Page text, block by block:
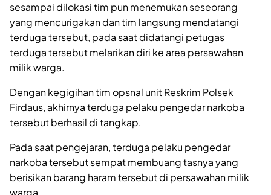
sesampai dilokasi tim pun menemukan seseorang
yang mencurigakan dan tim langsung mendatangi
terduga tersebut, pada saat didatangi petugas
terduga tersebut melarikan diri ke area persawahan
milik warga.
Dengan kegigihan tim opsnal unit Reskrim Polsek
Firdaus, akhirnya terduga pelaku pengedar narkoba
tersebut berhasil di tangkap.
Pada saat pengejaran, terduga pelaku pengedar
narkoba tersebut sempat membuang tasnya yang
berisikan barang haram tersebut di persawahan milik
warga,